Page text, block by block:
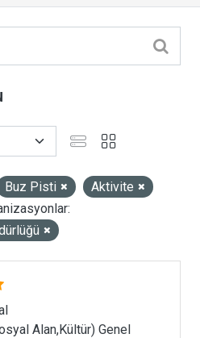
Buz Pisti
Aktivite
Alan,Kültür) Genel